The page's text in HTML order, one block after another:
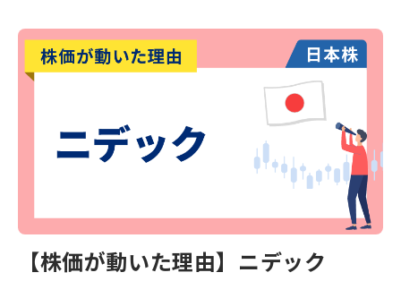
【株価が動いた理由】ニデック